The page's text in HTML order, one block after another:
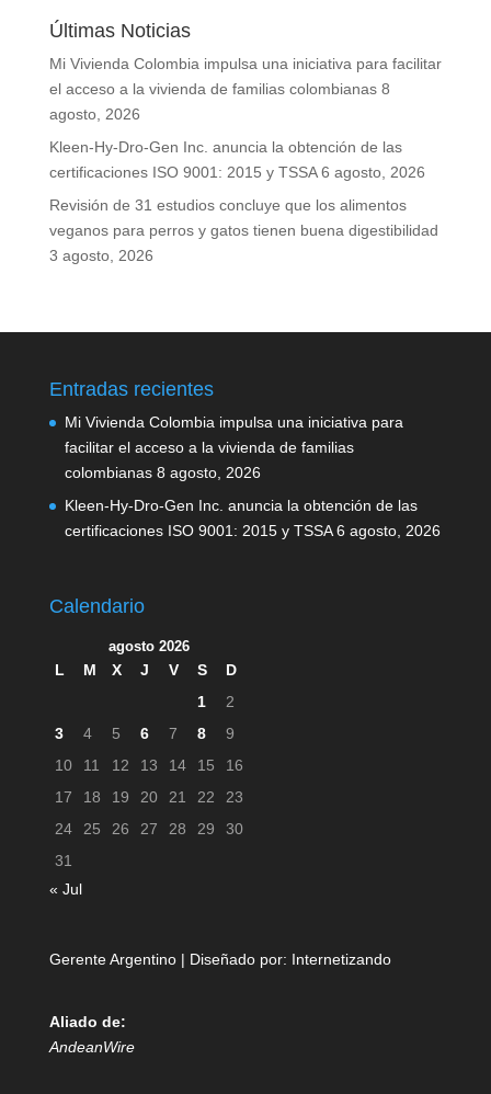
Últimas Noticias
Mi Vivienda Colombia impulsa una iniciativa para facilitar
el acceso a la vivienda de familias colombianas 8
agosto, 2026
Kleen-Hy-Dro-Gen Inc. anuncia la obtención de las
certificaciones ISO 9001: 2015 y TSSA 6 agosto, 2026
Revisión de 31 estudios concluye que los alimentos
veganos para perros y gatos tienen buena digestibilidad
3 agosto, 2026
Entradas recientes
Mi Vivienda Colombia impulsa una iniciativa para
facilitar el acceso a la vivienda de familias
colombianas 8 agosto, 2026
Kleen-Hy-Dro-Gen Inc. anuncia la obtención de las
certificaciones ISO 9001: 2015 y TSSA 6 agosto, 2026
Calendario
agosto 2026
L M X J V S
D
1
2
3
4 5 6 7 8
9
10
11 12 13 14 15
16
17
18 19 20 21 22
23
24
25 26 27 28 29
30
31
« Jul
Gerente Argentino | Diseñado por: Internetizando
Aliado de:
AndeanWire